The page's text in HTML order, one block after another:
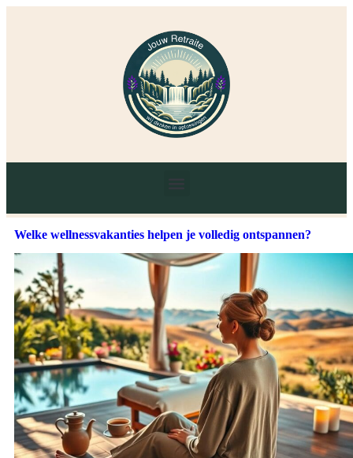
Welke wellnessvakanties helpen je volledig ontspannen?